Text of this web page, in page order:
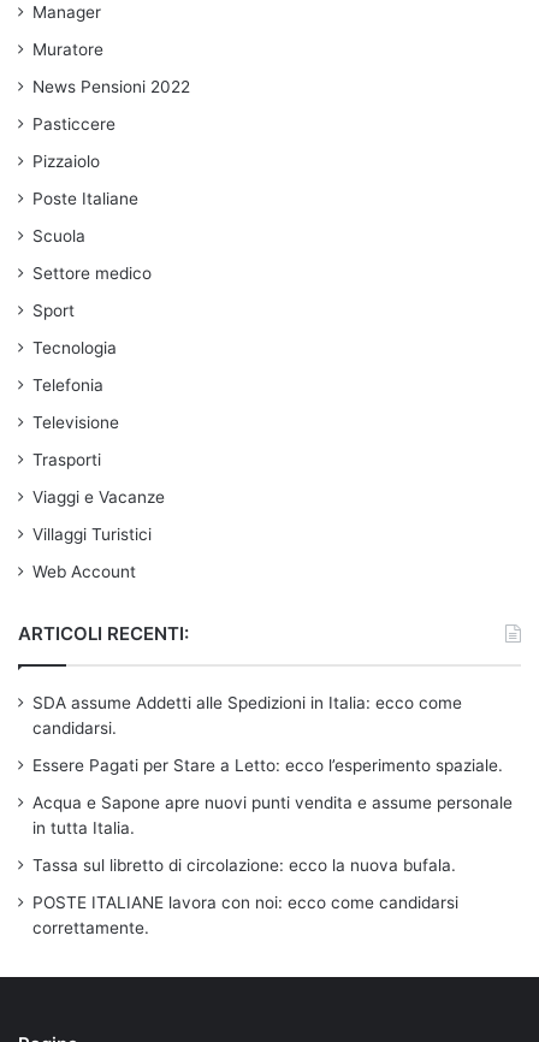
Manager
Muratore
News Pensioni 2022
Pasticcere
Pizzaiolo
Poste Italiane
Scuola
Settore medico
Sport
Tecnologia
Telefonia
Televisione
Trasporti
Viaggi e Vacanze
Villaggi Turistici
Web Account
ARTICOLI RECENTI:
SDA assume Addetti alle Spedizioni in Italia: ecco come
candidarsi.
Essere Pagati per Stare a Letto: ecco l’esperimento spaziale.
Acqua e Sapone apre nuovi punti vendita e assume personale
in tutta Italia.
Tassa sul libretto di circolazione: ecco la nuova bufala.
POSTE ITALIANE lavora con noi: ecco come candidarsi
correttamente.